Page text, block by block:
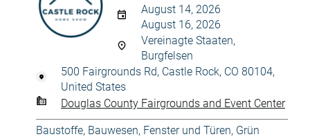
August 14, 2026
August 16, 2026
Vereinagte Staaten,
Burgfelsen
500 Fairgrounds Rd, Castle Rock, CO 80104,
United States
Douglas County Fairgrounds and Event Center
Baustoffe, Bauwesen, Fenster und Türen, Grün